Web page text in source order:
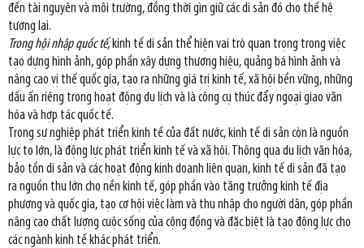
đến tài nguyên và môi trường, đồng thời gìn giữ các di sản đó cho thế hệ
tương lai.
Trong hội nhập quốc tế, kinh tế di sản thể hiện vai trò quan trọng trong việc
tạo dựng hình ảnh, góp phần xây dựng thương hiệu, quảng bá hình ảnh và
nâng cao vị thế quốc gia, tạo ra những giá trị kinh tế, xã hội bền vững, những
dấu ấn riêng trong hoạt động du lịch và là công cụ thúc đẩy ngoại giao văn
hóa và hợp tác quốc tế.
Trong sự nghiệp phát triển kinh tế của đất nước, kinh tế di sản còn là nguồn
lực to lớn, là động lực phát triển kinh tế và xã hội. Thông qua du lịch văn hóa,
bảo tồn di sản và các hoạt động kinh doanh liên quan, kinh tế di sản đã tạo
ra nguồn thu lớn cho nền kinh tế, góp phần vào tăng trưởng kinh tế địa
phương và quốc gia, tạo cơ hội việc làm và thu nhập cho người dân, góp phần
nâng cao chất lượng cuộc sống của cộng đồng và đặc biệt là tạo động lực cho
các ngành kinh tế khác phát triển.